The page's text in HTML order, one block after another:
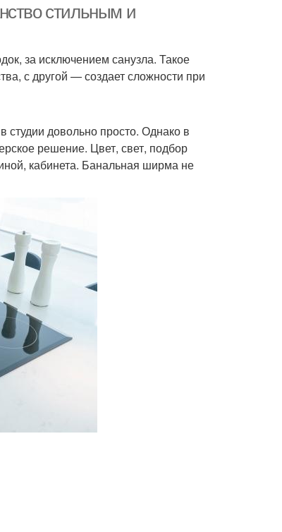
стильным и
за исключением санузла. Такое
с другой — создает сложности при
довольно просто. Однако в
решение. Цвет, свет, подбор
кабинета. Банальная ширма не